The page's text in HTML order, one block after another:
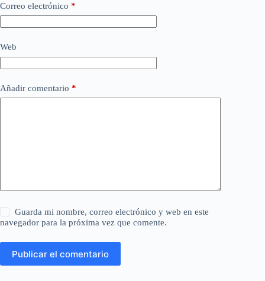
Correo electrónico *
Web
Añadir comentario *
Guarda mi nombre, correo electrónico y web en este
navegador para la próxima vez que comente.
Publicar el comentario